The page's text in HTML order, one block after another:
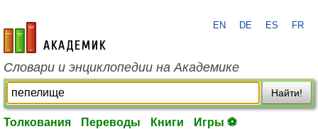
academic.ru
EN DE ES FR
Словари и энциклопедии на Академике
Найти!
Толкования Переводы Книги Игры ⚽